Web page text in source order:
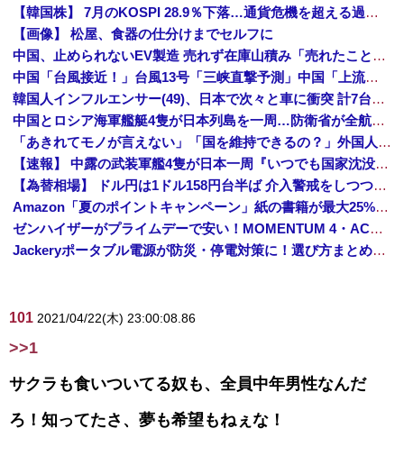
【韓国株】 7月のKOSPI 28.9％下落…通貨危機を超える過去最大の下げ幅
【画像】 松屋、食器の仕分けまでセルフに
中国、止められないEV製造 売れず在庫山積み「売れたこと」にして補助金を騙し取る事案を思いつきが横行
中国「台風接近！」台風13号「三峡直撃予測」中国「上流大洪水！（三峡上流」中国都市「8/5の映像（動画」三峡ダム「緊急放流（決壊危機」中国「下流大水害（震え声」→
韓国人インフルエンサー(49)、日本で次々と車に衝突 計7台巻き込み 八王子
中国とロシア海軍艦艇4隻が日本列島を一周…防衛省が全航路を公開！
「あきれてモノが言えない」「国を維持できるの？」外国人の永住許可要件の厳格化で在日中国人の本音は？
【速報】 中露の武装軍艦4隻が日本一周『いつでも国家沈没させられるぞ』
【為替相場】 ドル円は1ドル158円台半ば 介入警戒をしつつ円売りが続行
Amazon「夏のポイントキャンペーン」紙の書籍が最大25%ポイント還元 対象と条件を整理（2026年7月）
ゼンハイザーがプライムデーで安い！MOMENTUM 4・ACCENTUMなど対象モデルまとめ！
Jackeryポータブル電源が防災・停電対策に！選び方まとめ【プライムデー最終日】
101 2021/04/22(木) 23:00:08.86
>>1
サクラも食いついてる奴も、全員中年男性なんだ
ろ！知ってたさ、夢も希望もねぇな！